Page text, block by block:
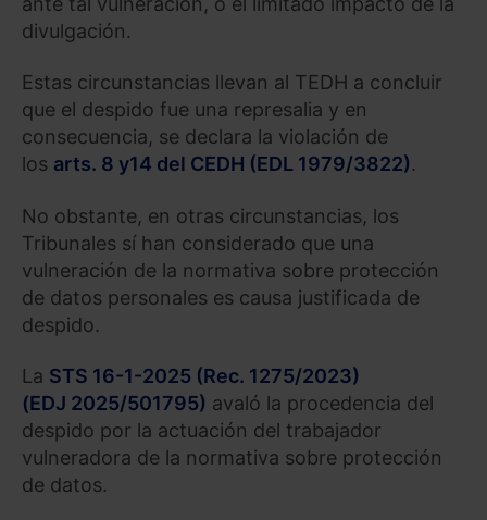
divulgación.
Estas circunstancias llevan al TEDH a concluir
que el despido fue una represalia y en
consecuencia, se declara la violación de
los arts. 8 y14 del CEDH (EDL 1979/3822).
No obstante, en otras circunstancias, los
Tribunales sí han considerado que una
vulneración de la normativa sobre protección
de datos personales es causa justificada de
despido.
La STS 16-1-2025 (Rec. 1275/2023)
(EDJ 2025/501795) avaló la procedencia del
despido por la actuación del trabajador
vulneradora de la normativa sobre protección
de datos.